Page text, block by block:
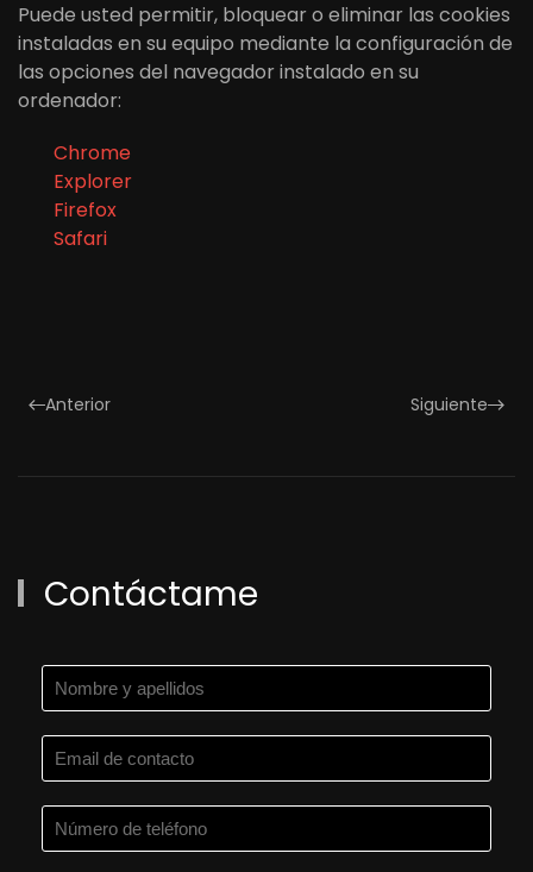
Puede usted permitir, bloquear o eliminar las cookies
instaladas en su equipo mediante la configuración de
las opciones del navegador instalado en su
ordenador:
Chrome
Explorer
Firefox
Safari
Anterior Siguiente
Contáctame